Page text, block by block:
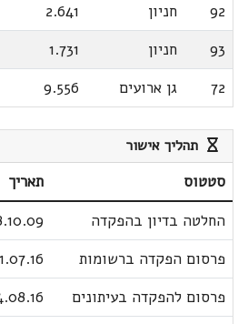
92 חניון
2.641
93
חניון
1.731
72
גן ארועים 9.556
תהליך אישור
סטטוס תאריך
החלטה בדיון בהפקדה
פרסום הפקדה ברשומות
פרסום להפקדה בעיתונים